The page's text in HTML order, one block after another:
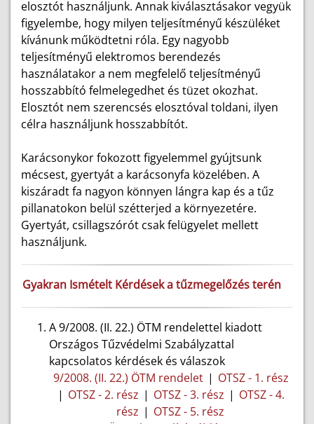
elosztót használjunk. Annak kiválasztásakor vegyük
figyelembe, hogy milyen teljesítményű készüléket
kívánunk működtetni róla. Egy nagyobb
teljesítményű elektromos berendezés
használatakor a nem megfelelő teljesítményű
hosszabbító felmelegedhet és tüzet okozhat.
Elosztót nem szerencsés elosztóval toldani, ilyen
célra használjunk hosszabbítót.
Karácsonykor fokozott figyelemmel gyújtsunk
mécsest, gyertyát a karácsonyfa közelében. A
kiszáradt fa nagyon könnyen lángra kap és a tűz
pillanatokon belül szétterjed a környezetére.
Gyertyát, csillagszórót csak felügyelet mellett
használjunk.
Gyakran Ismételt Kérdések a tűzmegelőzés terén
A 9/2008. (II. 22.) ÖTM rendelettel kiadott
Országos Tűzvédelmi Szabályzattal
kapcsolatos kérdések és válaszok
9/2008. (II. 22.) ÖTM rendelet | OTSZ - 1. rész
| OTSZ - 2. rész | OTSZ - 3. rész | OTSZ - 4.
rész | OTSZ - 5. rész